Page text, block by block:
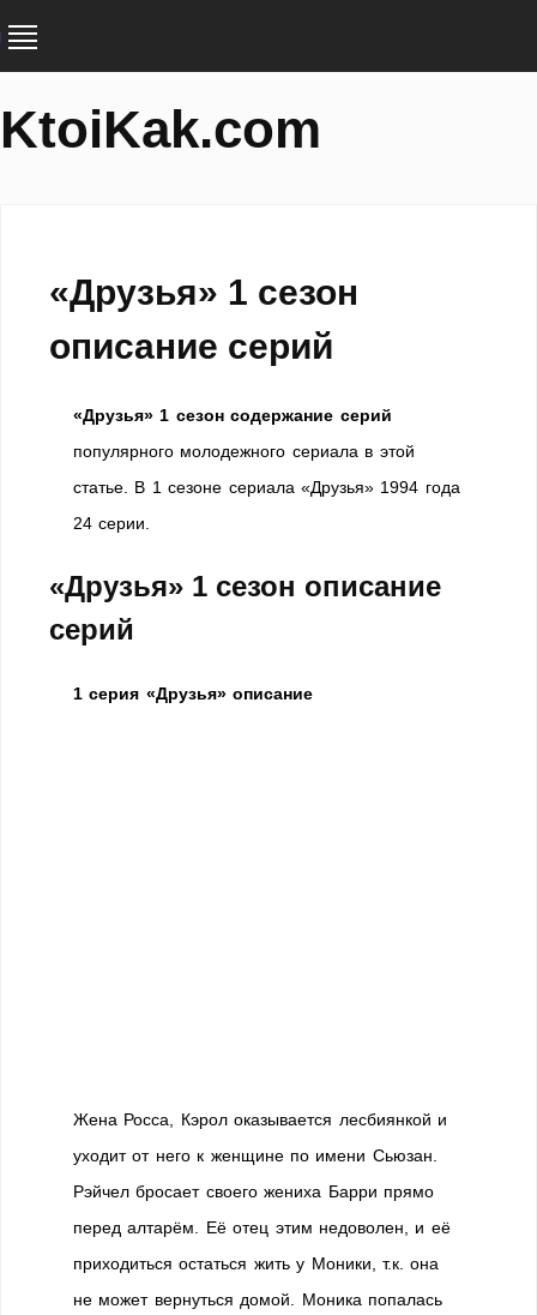
KtoiKak.com
«Друзья» 1 сезон
описание серий
«Друзья» 1 сезон содержание серий
популярного молодежного сериала в этой
статье. В 1 сезоне сериала «Друзья» 1994 года
24 серии.
«Друзья» 1 сезон описание
серий
1 серия «Друзья» описание
Жена Росса, Кэрол оказывается лесбиянкой и
уходит от него к женщине по имени Сьюзан.
Рэйчел бросает своего жениха Барри прямо
перед алтарём. Её отец этим недоволен, и её
приходиться остаться жить у Моники, т.к. она
не может вернуться домой. Моника попалась